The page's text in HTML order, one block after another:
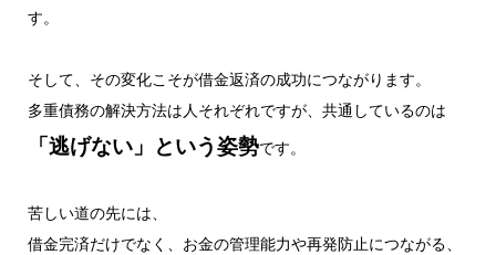
す。
そして、その変化こそが借金返済の成功につながります。
多重債務の解決方法は人それぞれですが、共通しているのは
「逃げない」という姿勢です。
苦しい道の先には、
借金完済だけでなく、お金の管理能力や再発防止につながる、